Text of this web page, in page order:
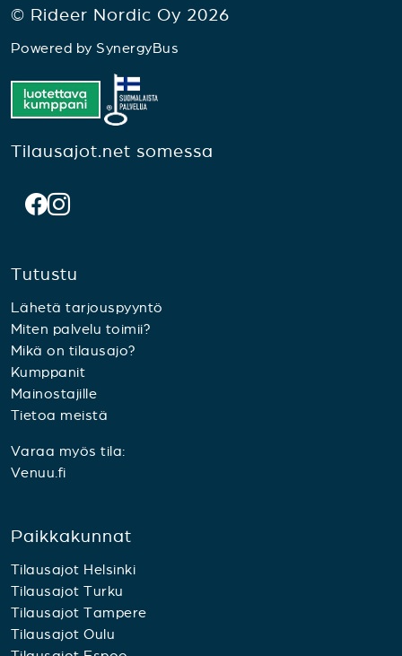
© Rideer Nordic Oy 2026
Powered by SynergyBus
Tilausajot.net somessa
Tutustu
Lähetä tarjouspyyntö
Miten palvelu toimii?
Mikä on tilausajo?
Kumppanit
Mainostajille
Tietoa meistä
Varaa myös tila:
Venuu.fi
Paikkakunnat
Tilausajot Helsinki
Tilausajot Turku
Tilausajot Tampere
Tilausajot Oulu